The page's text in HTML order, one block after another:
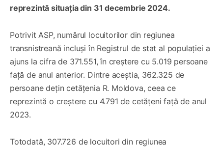
reprezintă situația din 31 decembrie 2024.
Potrivit ASP, numărul locuitorilor din regiunea
transnistreană incluși în Registrul de stat al populației a
ajuns la cifra de 371.551, în creștere cu 5.019 persoane
față de anul anterior. Dintre aceștia, 362.325 de
persoane dețin cetățenia R. Moldova, ceea ce
reprezintă o creștere cu 4.791 de cetățeni față de anul
2023.
Totodată, 307.726 de locuitori din regiunea